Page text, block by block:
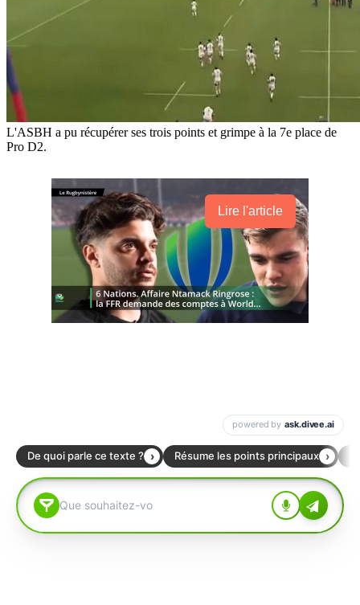
L'ASBH a pu récupérer ses trois points et grimpe à la 7e place de
Pro D2.
Lire l'article